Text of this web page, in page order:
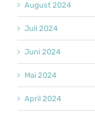
August 2024
Juli 2024
Juni 2024
Mai 2024
April 2024